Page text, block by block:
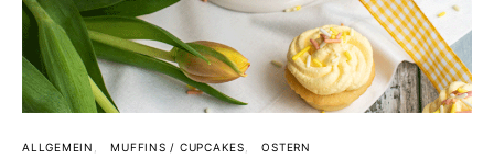
ALLGEMEIN MUFFINS / CUPCAKES OSTERN